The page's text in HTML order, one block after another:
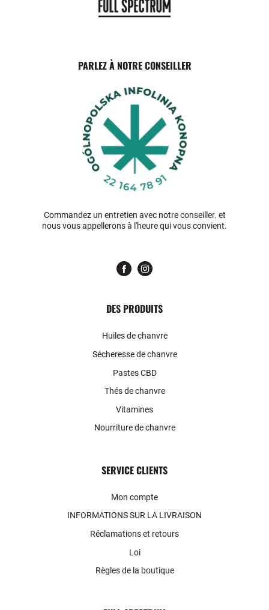
DES PRODUITS
Huiles de chanvre
Sécheresse de chanvre
Pastes CBD
Thés de chanvre
Vitamines
Nourriture de chanvre
SERVICE CLIENTS
Mon compte
INFORMATIONS SUR LA LIVRAISON
Réclamations et retours
Loi
Règles de la boutique
PARLEZ À NOTRE CONSEILLER
Commandez un entretien avec notre conseiller. et
nous vous appellerons à l'heure qui vous convient.